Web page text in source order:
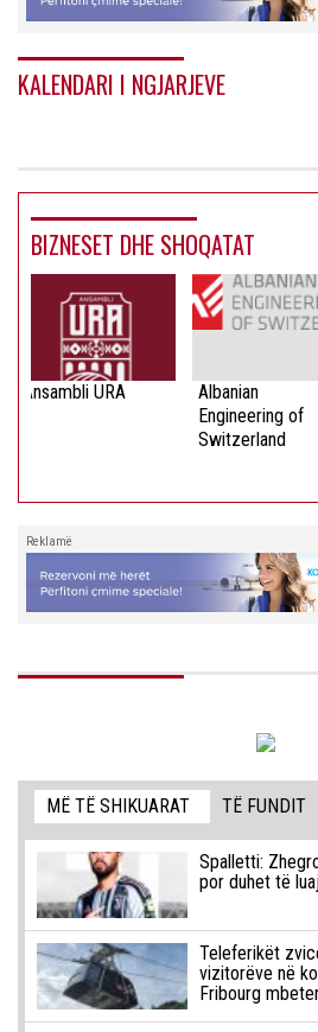
KALENDARI I NGJARJEVE
BIZNESET DHE SHOQATAT
Ansambli URA
Albanian
Engineering of
Switzerland
Reklamë
MË TË SHIKUARAT TË FUNDIT
Spalletti:
por duhet të
Teleferikët
vizitorëve në
Fribourg